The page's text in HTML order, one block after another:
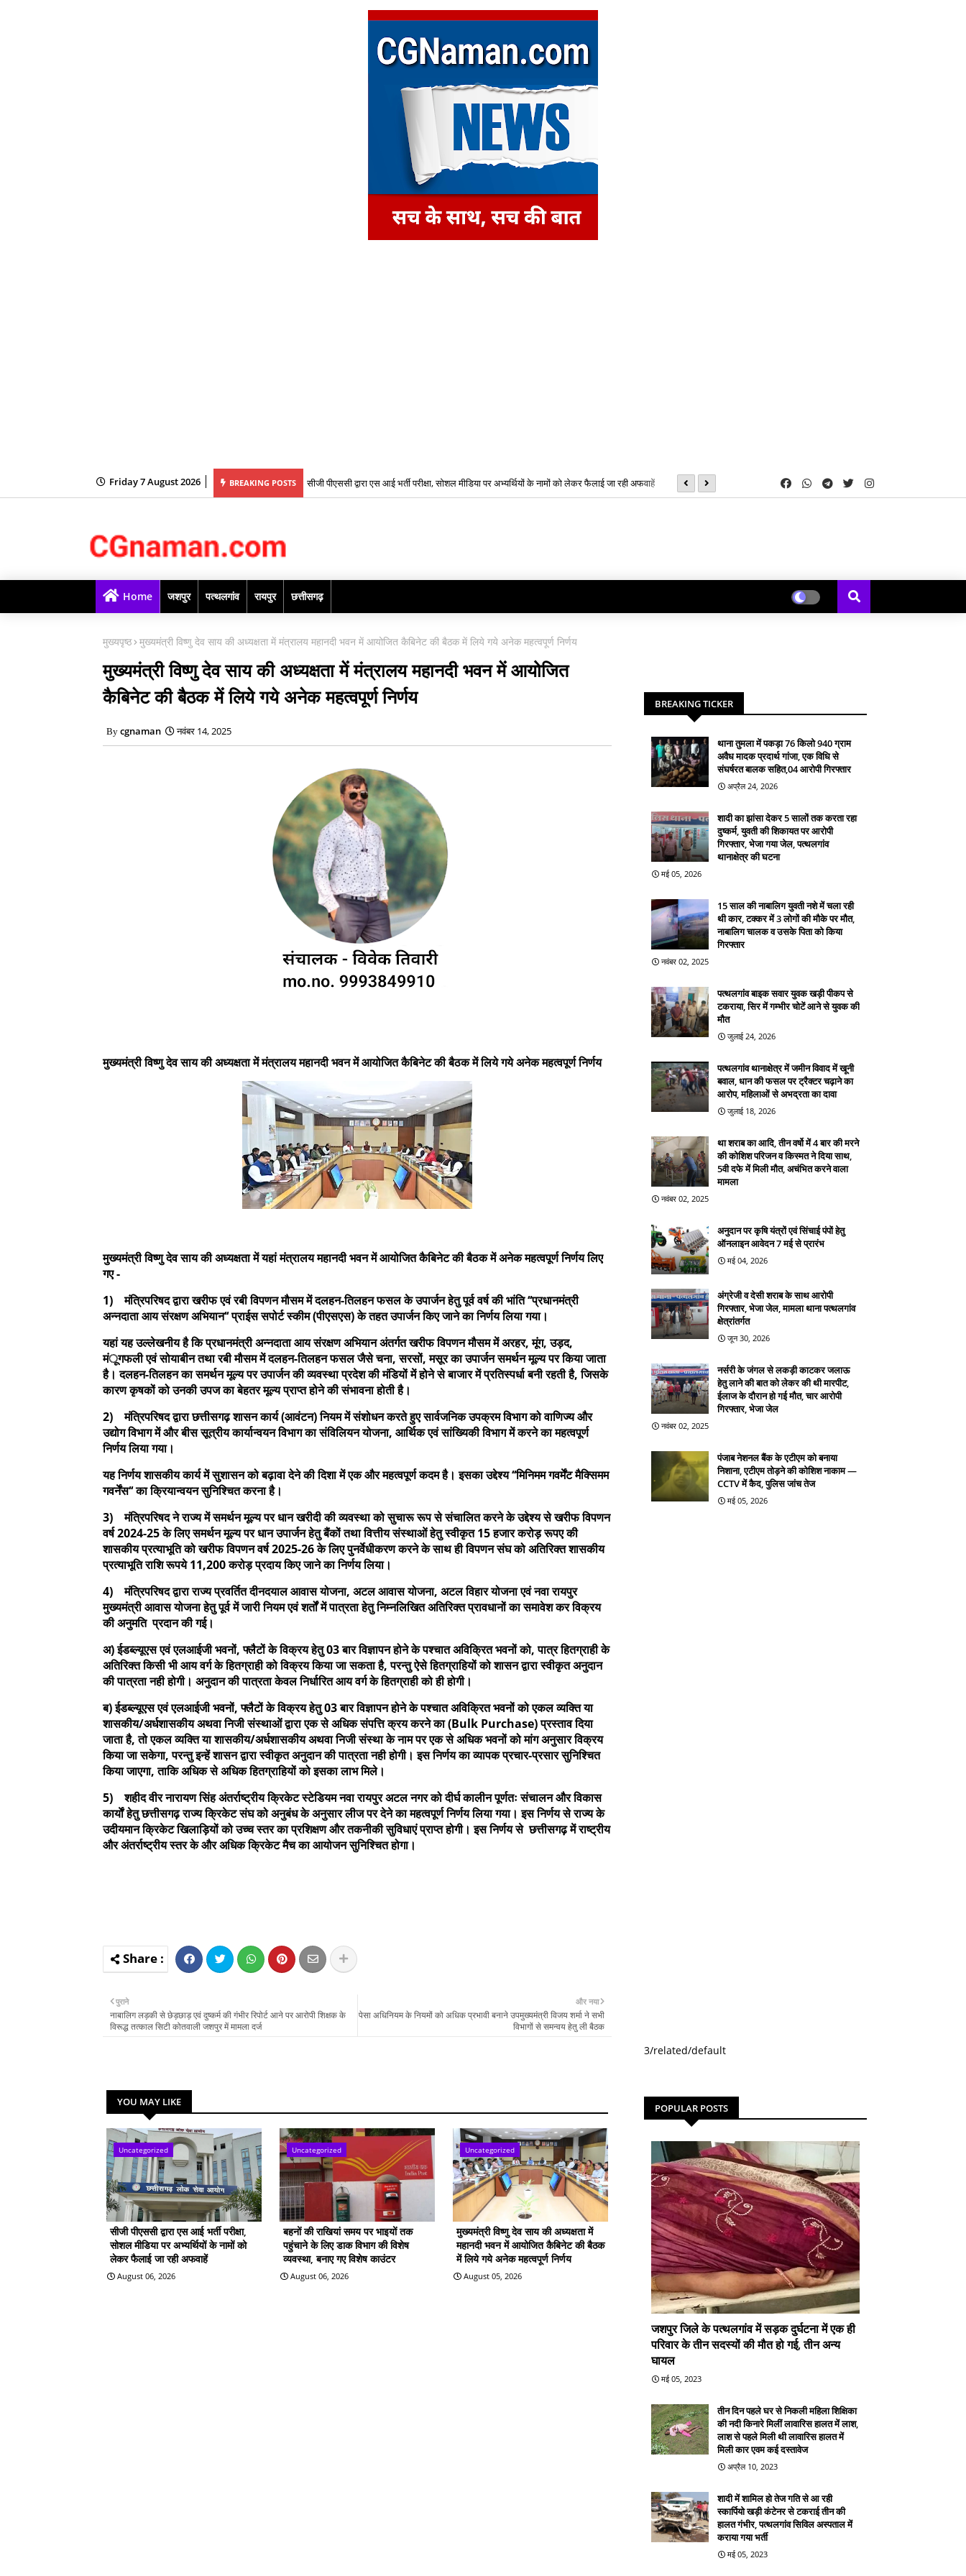
Friday 7 August 2026 BREAKING POSTS
बहनों की राखियां समय पर भाइयों तक पहुंचाने के लिए डाक विभाग की विशेष व्यवस्था, बनाए गए विशेष काउंटर
मुख्यमंत्री विष्णु देव साय की अध्यक्षता में महानदी भवन में आयोजित कैबिनेट
Home जशपुर पत्थलगांव रायपुर छत्तीसगढ़
मुख्यपृष्ठ मुख्यमंत्री विष्णु देव साय की अध्यक्षता में मंत्रालय महानदी भवन में आयोजित कैबिनेट की बैठक में लिये गये अनेक महत्वपूर्ण निर्णय
मुख्यमंत्री विष्णु देव साय की अध्यक्षता में मंत्रालय महानदी भवन में आयोजित
कैबिनेट की बैठक में लिये गये अनेक महत्वपूर्ण निर्णय
cgnaman नवंबर 14, 2025
मुख्यमंत्री विष्णु देव साय की अध्यक्षता में मंत्रालय महानदी भवन में आयोजित कैबिनेट की बैठक में लिये गये अनेक महत्वपूर्ण निर्णय
मुख्यमंत्री विष्णु देव साय की अध्यक्षता में यहां मंत्रालय महानदी भवन में आयोजित कैबिनेट की बैठक में अनेक महत्वपूर्ण निर्णय लिए
गए -
1) मंत्रिपरिषद द्वारा खरीफ एवं रबी विपणन मौसम में दलहन-तिलहन फसल के उपार्जन हेतु पूर्व वर्ष की भांति ‘‘प्रधानमंत्री
अन्नदाता आय संरक्षण अभियान‘‘ प्राईस सपोर्ट स्कीम (पीएसएस) के तहत उपार्जन किए जाने का निर्णय लिया गया।
यहां यह उल्लेखनीय है कि प्रधानमंत्री अन्नदाता आय संरक्षण अभियान अंतर्गत खरीफ विपणन मौसम में अरहर, मूंग, उड़द,
मंूगफली एवं सोयाबीन तथा रबी मौसम में दलहन-तिलहन फसल जैसे चना, सरसों, मसूर का उपार्जन समर्थन मूल्य पर किया जाता
है। दलहन-तिलहन का समर्थन मूल्य पर उपार्जन की व्यवस्था प्रदेश की मंडियों में होने से बाजार में प्रतिस्पर्धा बनी रहती है, जिसके
कारण कृषकों को उनकी उपज का बेहतर मूल्य प्राप्त होने की संभावना होती है।
2) मंत्रिपरिषद द्वारा छत्तीसगढ़ शासन कार्य (आवंटन) नियम में संशोधन करते हुए सार्वजनिक उपक्रम विभाग को वाणिज्य और
उद्योग विभाग में और बीस सूत्रीय कार्यान्वयन विभाग का संविलियन योजना, आर्थिक एवं सांख्यिकी विभाग में करने का महत्वपूर्ण
निर्णय लिया गया।
यह निर्णय शासकीय कार्य में सुशासन को बढ़ावा देने की दिशा में एक और महत्वपूर्ण कदम है। इसका उद्देश्य ‘‘मिनिमम गवर्मेंट मैक्सिमम
गवर्नेंस‘‘ का क्रियान्वयन सुनिश्चित करना है।
3) मंत्रिपरिषद ने राज्य में समर्थन मूल्य पर धान खरीदी की व्यवस्था को सुचारू रूप से संचालित करने के उद्देश्य से खरीफ विपणन
वर्ष 2024-25 के लिए समर्थन मूल्य पर धान उपार्जन हेतु बैंकों तथा वित्तीय संस्थाओं हेतु स्वीकृत 15 हजार करोड़ रूपए की
शासकीय प्रत्याभूति को खरीफ विपणन वर्ष 2025-26 के लिए पुनर्वेधीकरण करने के साथ ही विपणन संघ को अतिरिक्त शासकीय
प्रत्याभूति राशि रूपये 11,200 करोड़ प्रदाय किए जाने का निर्णय लिया।
4) मंत्रिपरिषद द्वारा राज्य प्रवर्तित दीनदयाल आवास योजना, अटल आवास योजना, अटल विहार योजना एवं नवा रायपुर
मुख्यमंत्री आवास योजना हेतु पूर्व में जारी नियम एवं शर्तों में पात्रता हेतु निम्नलिखित अतिरिक्त प्रावधानों का समावेश कर विक्रय
की अनुमति प्रदान की गई।
अ) ईडब्ल्यूएस एवं एलआईजी भवनों, फ्लैटों के विक्रय हेतु 03 बार विज्ञापन होने के पश्चात अविक्रित भवनों को, पात्र हितग्राही के
अतिरिक्त किसी भी आय वर्ग के हितग्राही को विक्रय किया जा सकता है, परन्तु ऐसे हितग्राहियों को शासन द्वारा स्वीकृत अनुदान
की पात्रता नही होगी। अनुदान की पात्रता केवल निर्धारित आय वर्ग के हितग्राही को ही होगी।
ब) ईडब्ल्यूएस एवं एलआईजी भवनों, फ्लैटों के विक्रय हेतु 03 बार विज्ञापन होने के पश्चात अविक्रित भवनों को एकल व्यक्ति या
शासकीय/अर्धशासकीय अथवा निजी संस्थाओं द्वारा एक से अधिक संपत्ति क्रय करने का (Bulk Purchase) प्रस्ताव दिया
जाता है, तो एकल व्यक्ति या शासकीय/अर्धशासकीय अथवा निजी संस्था के नाम पर एक से अधिक भवनों को मांग अनुसार विक्रय
किया जा सकेगा, परन्तु इन्हें शासन द्वारा स्वीकृत अनुदान की पात्रता नही होगी। इस निर्णय का व्यापक प्रचार-प्रसार सुनिश्चित
किया जाएगा, ताकि अधिक से अधिक हितग्राहियों को इसका लाभ मिले।
5) शहीद वीर नारायण सिंह अंतर्राष्ट्रीय क्रिकेट स्टेडियम नवा रायपुर अटल नगर को दीर्घ कालीन पूर्णतः संचालन और विकास
कार्याें हेतु छत्तीसगढ़ राज्य क्रिकेट संघ को अनुबंध के अनुसार लीज पर देने का महत्वपूर्ण निर्णय लिया गया। इस निर्णय से राज्य के
उदीयमान क्रिकेट खिलाड़ियों को उच्च स्तर का प्रशिक्षण और तकनीकी सुविधाएं प्राप्त होगी। इस निर्णय से छत्तीसगढ़ में राष्ट्रीय
और अंतर्राष्ट्रीय स्तर के और अधिक क्रिकेट मैच का आयोजन सुनिश्चित होगा।
और नया
पेसा अधिनियम के नियमों को अधिक प्रभावी बनाने उपमुख्यमंत्री विजय शर्मा ने सभी
विभागों से समन्वय हेतु ली बैठक
पुराने
नाबालिग लड़की से छेड़छाड़ एवं दुष्कर्म की गंभीर रिपोर्ट आने पर आरोपी शिक्षक के
विरूद्ध तत्काल सिटी कोतवाली जशपुर में मामला दर्ज
YOU MAY LIKE
Uncategorized
सीजी पीएससी द्वारा एस आई भर्ती परीक्षा,
सोशल मीडिया पर अभ्यर्थियों के नामों को
लेकर फैलाई जा रही अफवाहें
August 06, 2026
Uncategorized
बहनों की राखियां समय पर भाइयों तक
पहुंचाने के लिए डाक विभाग की विशेष
व्यवस्था, बनाए गए विशेष काउंटर
August 06, 2026
Uncategorized
मुख्यमंत्री विष्णु देव साय की अध्यक्षता में
महानदी भवन में आयोजित कैबिनेट की बैठक
में लिये गये अनेक महत्वपूर्ण निर्णय
August 05, 2026
BREAKING TICKER
थाना तुमला में पकड़ा 76 किलो 940 ग्राम
अवैध मादक प्रदार्थ गांजा, एक विधि से
संघर्षरत बालक सहित,04 आरोपी गिरफ्तार
अप्रैल 24, 2026
शादी का झांसा देकर 5 सालों तक करता रहा
दुष्कर्म, युवती की शिकायत पर आरोपी
गिरफ्तार, भेजा गया जेल, पत्थलगांव
थानाक्षेत्र की घटना
मई 05, 2026
15 साल की नाबालिग युवती नशे में चला रही
थी कार, टक्कर में 3 लोगों की मौके पर मौत,
नाबालिग चालक व उसके पिता को किया
गिरफ्तार
नवंबर 02, 2025
पत्थलगांव बाइक सवार युवक खड़ी पीकप से
टकराया, सिर में गम्भीर चोटें आने से युवक की
मौत
जुलाई 24, 2026
पत्थलगांव थानाक्षेत्र में जमीन विवाद में खूनी
बवाल, धान की फसल पर ट्रैक्टर चढ़ाने का
आरोप, महिलाओं से अभद्रता का दावा
जुलाई 18, 2026
था शराब का आदि, तीन वर्षो में 4 बार की मरने
की कोशिश परिजन व किस्मत ने दिया साथ,
5वी दफे में मिली मौत, अचंभित करने वाला
मामला
नवंबर 02, 2025
अनुदान पर कृषि यंत्रों एवं सिंचाई पंपों हेतु
ऑनलाइन आवेदन 7 मई से प्रारंभ
मई 04, 2026
अंग्रेजी व देसी शराब के साथ आरोपी
गिरफ्तार, भेजा जेल, मामला थाना पत्थलगांव
क्षेत्रांतर्गत
जून 30, 2026
नर्सरी के जंगल से लकड़ी काटकर जलाऊ
हेतु लाने की बात को लेकर की थी मारपीट,
ईलाज के दौरान हो गई मौत, चार आरोपी
गिरफ्तार, भेजा जेल
नवंबर 02, 2025
पंजाब नेशनल बैंक के एटीएम को बनाया
निशाना, एटीएम तोड़ने की कोशिश नाकाम —
CCTV में कैद, पुलिस जांच तेज
मई 05, 2026
3/related/default
POPULAR POSTS
जशपुर जिले के पत्थलगांव में सड़क दुर्घटना में एक ही
परिवार के तीन सदस्यों की मौत हो गई, तीन अन्य
घायल
मई 05, 2023
तीन दिन पहले घर से निकली महिला शिक्षिका
की नदी किनारे मिलीं लावारिस हालत में लाश,
लाश से पहले मिली थी लावारिस हालत में
मिली कार एवम कई दस्तावेज
अप्रैल 10, 2023
शादी में शामिल हो तेज गति से आ रही
स्कार्पियो खड़ी कंटेनर से टकराई तीन की
हालत गंभीर, पत्थलगांव सिविल अस्पताल में
कराया गया भर्ती
मई 05, 2023